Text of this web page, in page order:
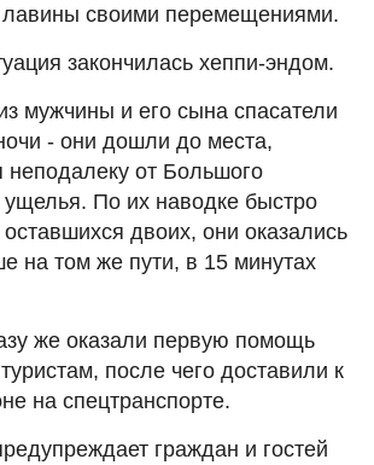
своими перемещениями.
закончилась хеппи-эндом.
мужчины и его сына спасатели
- они дошли до места,
неподалеку от Большого
ущелья. По их наводке быстро
двоих, они оказались
на том же пути, в 15 минутах
же оказали первую помощь
после чего доставили к
на спецтранспорте.
граждан и гостей